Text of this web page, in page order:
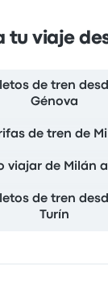
tu viaje
de tren
Génova
de tren de
viajar de Milán
de tren
Turín